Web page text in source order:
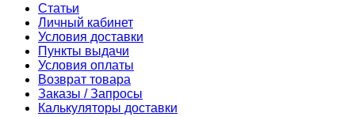
Статьи
Личный кабинет
Условия доставки
Пункты выдачи
Условия оплаты
Возврат товара
Заказы / Запросы
Калькуляторы доставки